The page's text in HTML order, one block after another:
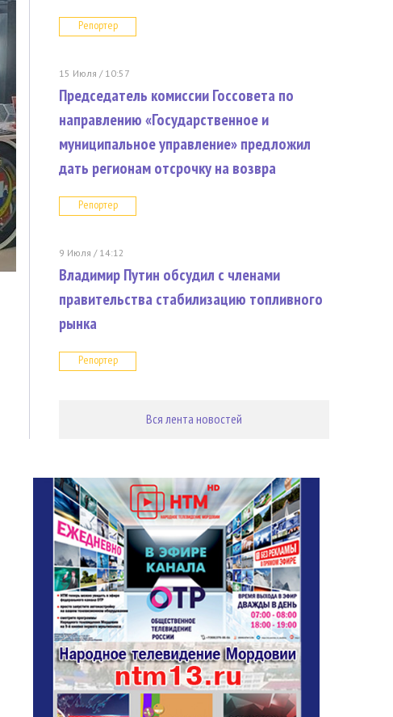
Репортер
15 Июля / 10:57
Председатель комиссии Госсовета по
направлению «Государственное и
муниципальное управление» предложил
дать регионам отсрочку на возвра
Репортер
9 Июля / 14:12
Владимир Путин обсудил с членами
правительства стабилизацию топливного
рынка
Репортер
Вся лента новостей